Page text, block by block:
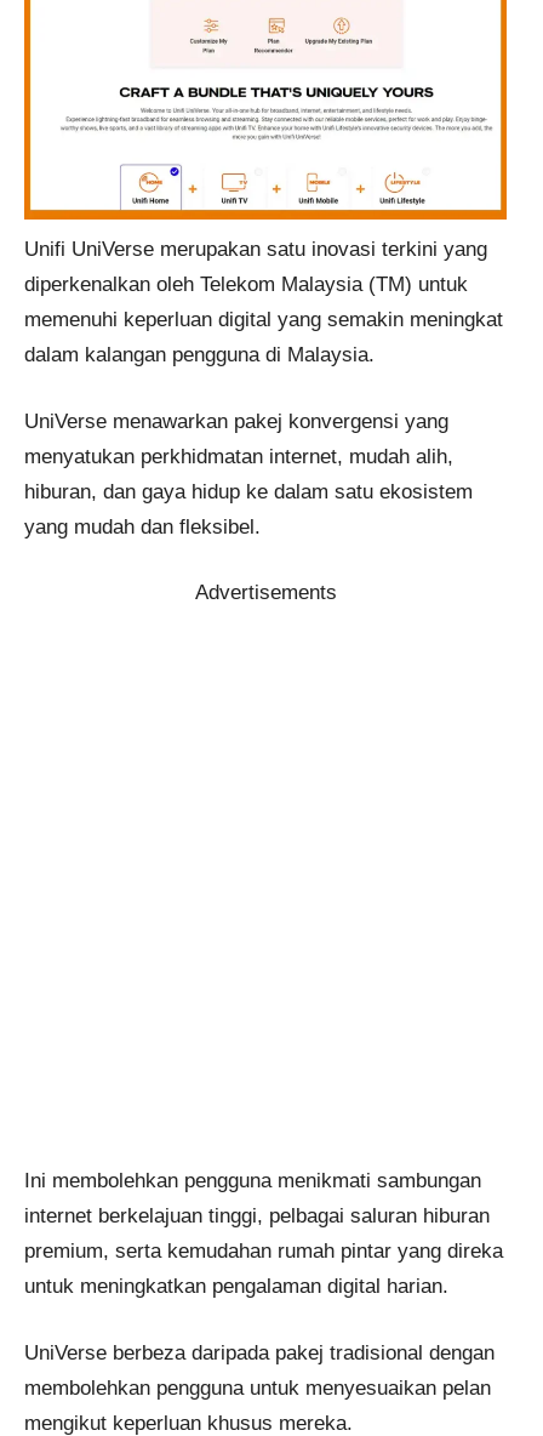
Unifi UniVerse merupakan satu inovasi terkini yang
diperkenalkan oleh Telekom Malaysia (TM) untuk
memenuhi keperluan digital yang semakin meningkat
dalam kalangan pengguna di Malaysia.
UniVerse menawarkan pakej konvergensi yang
menyatukan perkhidmatan internet, mudah alih,
hiburan, dan gaya hidup ke dalam satu ekosistem
yang mudah dan fleksibel.
Advertisements
Ini membolehkan pengguna menikmati sambungan
internet berkelajuan tinggi, pelbagai saluran hiburan
premium, serta kemudahan rumah pintar yang direka
untuk meningkatkan pengalaman digital harian.
UniVerse berbeza daripada pakej tradisional dengan
membolehkan pengguna untuk menyesuaikan pelan
mengikut keperluan khusus mereka.